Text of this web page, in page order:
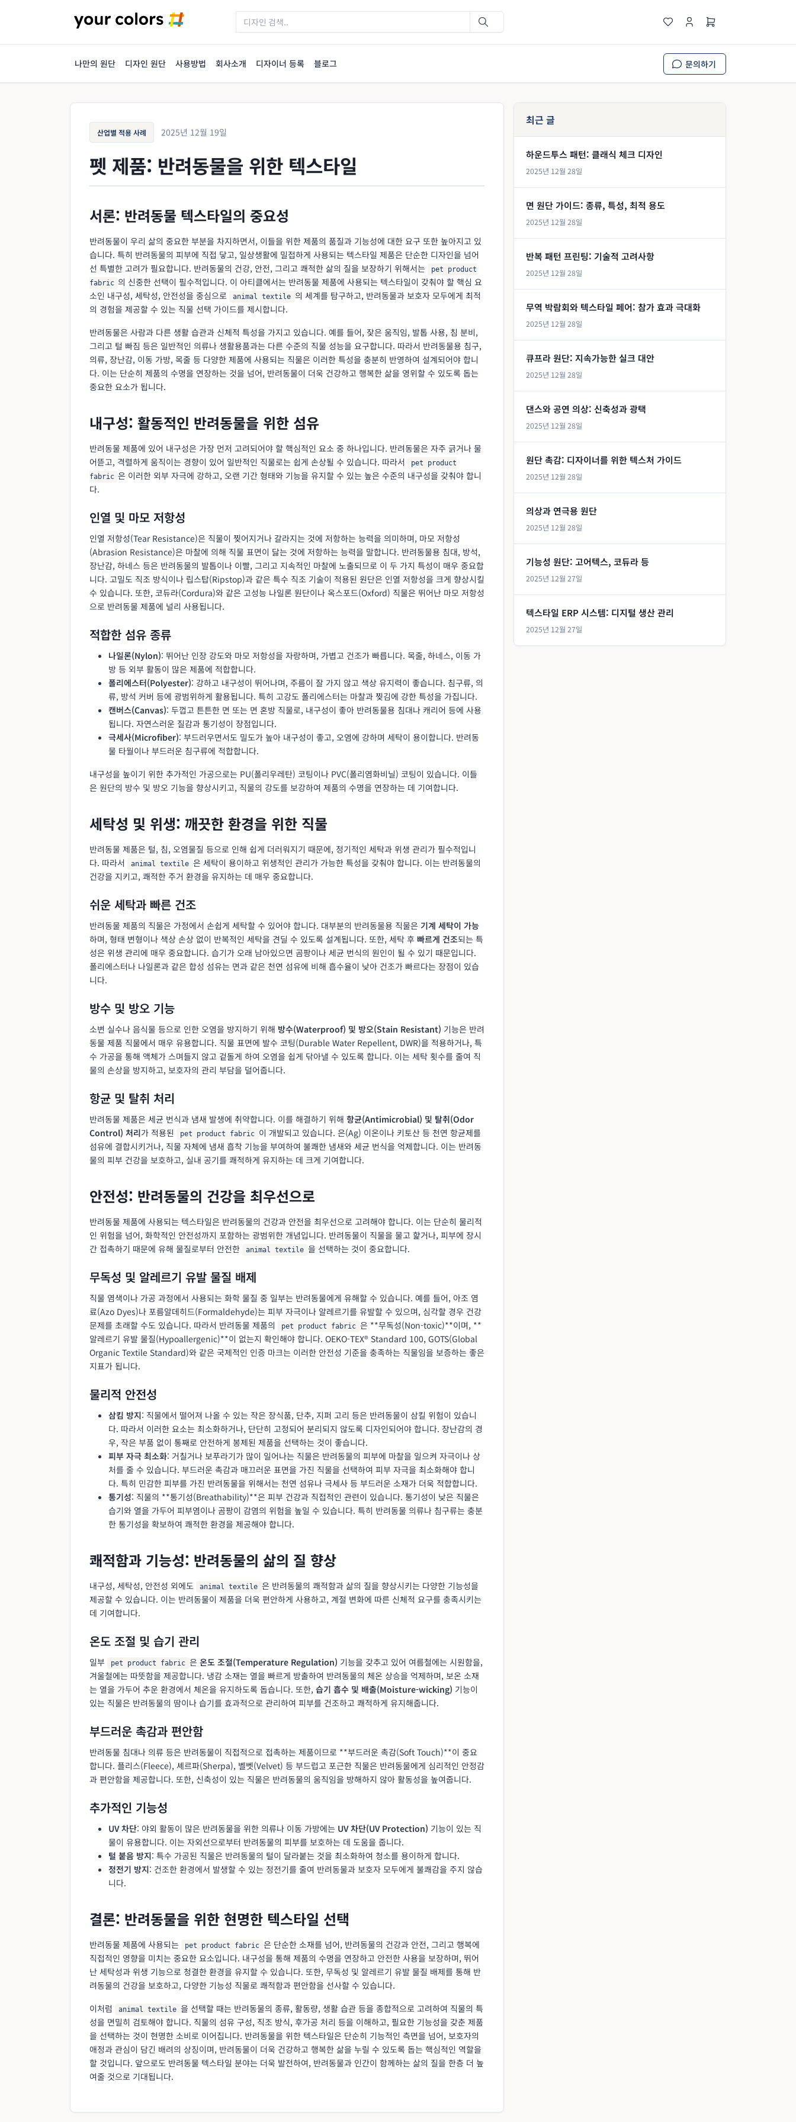
나만의 원단 디자인 원단 사용방법 회사소개 디자이너 등록 블로그 문의하기
산업별 적용 사례 2025년 12월 19일
펫 제품: 반려동물을 위한 텍스타일
서론: 반려동물 텍스타일의 중요성
반려동물이 우리 삶의 중요한 부분을 차지하면서, 이들을 위한 제품의 품질과 기능성에 대한 요구 또한 높아지고 있
습니다. 특히 반려동물의 피부에 직접 닿고, 일상생활에 밀접하게 사용되는 텍스타일 제품은 단순한 디자인을 넘어
선 특별한 고려가 필요합니다. 반려동물의 건강, 안전, 그리고 쾌적한 삶의 질을 보장하기 위해서는
pet product
fabric 의 신중한 선택이 필수적입니다. 이 아티클에서는 반려동물 제품에 사용되는 텍스타일이 갖춰야 할 핵심 요
소인 내구성, 세탁성, 안전성을 중심으로
animal textile 의 세계를 탐구하고, 반려동물과 보호자 모두에게 최적
의 경험을 제공할 수 있는 직물 선택 가이드를 제시합니다.
반려동물은 사람과 다른 생활 습관과 신체적 특성을 가지고 있습니다. 예를 들어, 잦은 움직임, 발톱 사용, 침 분비,
그리고 털 빠짐 등은 일반적인 의류나 생활용품과는 다른 수준의 직물 성능을 요구합니다. 따라서 반려동물용 침구,
의류, 장난감, 이동 가방, 목줄 등 다양한 제품에 사용되는 직물은 이러한 특성을 충분히 반영하여 설계되어야 합니
다. 이는 단순히 제품의 수명을 연장하는 것을 넘어, 반려동물이 더욱 건강하고 행복한 삶을 영위할 수 있도록 돕는
중요한 요소가 됩니다.
내구성: 활동적인 반려동물을 위한 섬유
반려동물 제품에 있어 내구성은 가장 먼저 고려되어야 할 핵심적인 요소 중 하나입니다. 반려동물은 자주 긁거나 물
어뜯고, 격렬하게 움직이는 경향이 있어 일반적인 직물로는 쉽게 손상될 수 있습니다. 따라서
pet product
fabric 은 이러한 외부 자극에 강하고, 오랜 기간 형태와 기능을 유지할 수 있는 높은 수준의 내구성을 갖춰야 합니
다.
인열 및 마모 저항성
인열 저항성(Tear Resistance)은 직물이 찢어지거나 갈라지는 것에 저항하는 능력을 의미하며, 마모 저항성
(Abrasion Resistance)은 마찰에 의해 직물 표면이 닳는 것에 저항하는 능력을 말합니다. 반려동물용 침대, 방석,
장난감, 하네스 등은 반려동물의 발톱이나 이빨, 그리고 지속적인 마찰에 노출되므로 이 두 가지 특성이 매우 중요합
니다. 고밀도 직조 방식이나 립스탑(Ripstop)과 같은 특수 직조 기술이 적용된 원단은 인열 저항성을 크게 향상시킬
수 있습니다. 또한, 코듀라(Cordura)와 같은 고성능 나일론 원단이나 옥스포드(Oxford) 직물은 뛰어난 마모 저항성
으로 반려동물 제품에 널리 사용됩니다.
적합한 섬유 종류
나일론(Nylon): 뛰어난 인장 강도와 마모 저항성을 자랑하며, 가볍고 건조가 빠릅니다. 목줄, 하네스, 이동 가
방 등 외부 활동이 많은 제품에 적합합니다.
폴리에스터(Polyester): 강하고 내구성이 뛰어나며, 주름이 잘 가지 않고 색상 유지력이 좋습니다. 침구류, 의
류, 방석 커버 등에 광범위하게 활용됩니다. 특히 고강도 폴리에스터는 마찰과 찢김에 강한 특성을 가집니다.
캔버스(Canvas): 두껍고 튼튼한 면 또는 면 혼방 직물로, 내구성이 좋아 반려동물용 침대나 캐리어 등에 사용
됩니다. 자연스러운 질감과 통기성이 장점입니다.
극세사(Microfiber): 부드러우면서도 밀도가 높아 내구성이 좋고, 오염에 강하며 세탁이 용이합니다. 반려동
물 타월이나 부드러운 침구류에 적합합니다.
내구성을 높이기 위한 추가적인 가공으로는 PU(폴리우레탄) 코팅이나 PVC(폴리염화비닐) 코팅이 있습니다. 이들
은 원단의 방수 및 방오 기능을 향상시키고, 직물의 강도를 보강하여 제품의 수명을 연장하는 데 기여합니다.
세탁성 및 위생: 깨끗한 환경을 위한 직물
반려동물 제품은 털, 침, 오염물질 등으로 인해 쉽게 더러워지기 때문에, 정기적인 세탁과 위생 관리가 필수적입니
다. 따라서
animal textile 은 세탁이 용이하고 위생적인 관리가 가능한 특성을 갖춰야 합니다. 이는 반려동물의
건강을 지키고, 쾌적한 주거 환경을 유지하는 데 매우 중요합니다.
쉬운 세탁과 빠른 건조
반려동물 제품의 직물은 가정에서 손쉽게 세탁할 수 있어야 합니다. 대부분의 반려동물용 직물은 기계 세탁이 가능
하며, 형태 변형이나 색상 손상 없이 반복적인 세탁을 견딜 수 있도록 설계됩니다. 또한, 세탁 후 빠르게 건조되는 특
성은 위생 관리에 매우 중요합니다. 습기가 오래 남아있으면 곰팡이나 세균 번식의 원인이 될 수 있기 때문입니다.
폴리에스터나 나일론과 같은 합성 섬유는 면과 같은 천연 섬유에 비해 흡수율이 낮아 건조가 빠르다는 장점이 있습
니다.
방수 및 방오 기능
소변 실수나 음식물 등으로 인한 오염을 방지하기 위해 방수(Waterproof) 및 방오(Stain Resistant) 기능은 반려
동물 제품 직물에서 매우 유용합니다. 직물 표면에 발수 코팅(Durable Water Repellent, DWR)을 적용하거나, 특
수 가공을 통해 액체가 스며들지 않고 겉돌게 하여 오염을 쉽게 닦아낼 수 있도록 합니다. 이는 세탁 횟수를 줄여 직
물의 손상을 방지하고, 보호자의 관리 부담을 덜어줍니다.
항균 및 탈취 처리
반려동물 제품은 세균 번식과 냄새 발생에 취약합니다. 이를 해결하기 위해 항균(Antimicrobial) 및 탈취(Odor
Control) 처리가 적용된 pet product fabric 이 개발되고 있습니다. 은(Ag) 이온이나 키토산 등 천연 항균제를
섬유에 결합시키거나, 직물 자체에 냄새 흡착 기능을 부여하여 불쾌한 냄새와 세균 번식을 억제합니다. 이는 반려동
물의 피부 건강을 보호하고, 실내 공기를 쾌적하게 유지하는 데 크게 기여합니다.
안전성: 반려동물의 건강을 최우선으로
반려동물 제품에 사용되는 텍스타일은 반려동물의 건강과 안전을 최우선으로 고려해야 합니다. 이는 단순히 물리적
인 위험을 넘어, 화학적인 안전성까지 포함하는 광범위한 개념입니다. 반려동물이 직물을 물고 핥거나, 피부에 장시
간 접촉하기 때문에 유해 물질로부터 안전한
animal textile 을 선택하는 것이 중요합니다.
무독성 및 알레르기 유발 물질 배제
직물 염색이나 가공 과정에서 사용되는 화학 물질 중 일부는 반려동물에게 유해할 수 있습니다. 예를 들어, 아조 염
료(Azo Dyes)나 포름알데히드(Formaldehyde)는 피부 자극이나 알레르기를 유발할 수 있으며, 심각할 경우 건강
문제를 초래할 수도 있습니다. 따라서 반려동물 제품의
pet product fabric 은 **무독성(Non-toxic)**이며, **
알레르기 유발 물질(Hypoallergenic)**이 없는지 확인해야 합니다. OEKO-TEX® Standard 100, GOTS(Global
Organic Textile Standard)와 같은 국제적인 인증 마크는 이러한 안전성 기준을 충족하는 직물임을 보증하는 좋은
지표가 됩니다.
물리적 안전성
삼킴 방지: 직물에서 떨어져 나올 수 있는 작은 장식품, 단추, 지퍼 고리 등은 반려동물이 삼킬 위험이 있습니
다. 따라서 이러한 요소는 최소화하거나, 단단히 고정되어 분리되지 않도록 디자인되어야 합니다. 장난감의 경
우, 작은 부품 없이 통째로 안전하게 봉제된 제품을 선택하는 것이 좋습니다.
피부 자극 최소화: 거칠거나 보푸라기가 많이 일어나는 직물은 반려동물의 피부에 마찰을 일으켜 자극이나 상
처를 줄 수 있습니다. 부드러운 촉감과 매끄러운 표면을 가진 직물을 선택하여 피부 자극을 최소화해야 합니
다. 특히 민감한 피부를 가진 반려동물을 위해서는 천연 섬유나 극세사 등 부드러운 소재가 더욱 적합합니다.
통기성: 직물의 **통기성(Breathability)**은 피부 건강과 직접적인 관련이 있습니다. 통기성이 낮은 직물은
습기와 열을 가두어 피부염이나 곰팡이 감염의 위험을 높일 수 있습니다. 특히 반려동물 의류나 침구류는 충분
한 통기성을 확보하여 쾌적한 환경을 제공해야 합니다.
쾌적함과 기능성: 반려동물의 삶의 질 향상
내구성, 세탁성, 안전성 외에도 animal textile 은 반려동물의 쾌적함과 삶의 질을 향상시키는 다양한 기능성을
제공할 수 있습니다. 이는 반려동물이 제품을 더욱 편안하게 사용하고, 계절 변화에 따른 신체적 요구를 충족시키는
데 기여합니다.
온도 조절 및 습기 관리
일부 pet product fabric 은 온도 조절(Temperature Regulation) 기능을 갖추고 있어 여름철에는 시원함을,
겨울철에는 따뜻함을 제공합니다. 냉감 소재는 열을 빠르게 방출하여 반려동물의 체온 상승을 억제하며, 보온 소재
는 열을 가두어 추운 환경에서 체온을 유지하도록 돕습니다. 또한, 습기 흡수 및 배출(Moisture-wicking) 기능이
있는 직물은 반려동물의 땀이나 습기를 효과적으로 관리하여 피부를 건조하고 쾌적하게 유지해줍니다.
부드러운 촉감과 편안함
반려동물 침대나 의류 등은 반려동물이 직접적으로 접촉하는 제품이므로 **부드러운 촉감(Soft Touch)**이 중요
합니다. 플리스(Fleece), 셰르파(Sherpa), 벨벳(Velvet) 등 부드럽고 포근한 직물은 반려동물에게 심리적인 안정감
과 편안함을 제공합니다. 또한, 신축성이 있는 직물은 반려동물의 움직임을 방해하지 않아 활동성을 높여줍니다.
추가적인 기능성
UV 차단: 야외 활동이 많은 반려동물을 위한 의류나 이동 가방에는 UV 차단(UV Protection) 기능이 있는 직
물이 유용합니다. 이는 자외선으로부터 반려동물의 피부를 보호하는 데 도움을 줍니다.
털 붙음 방지: 특수 가공된 직물은 반려동물의 털이 달라붙는 것을 최소화하여 청소를 용이하게 합니다.
정전기 방지: 건조한 환경에서 발생할 수 있는 정전기를 줄여 반려동물과 보호자 모두에게 불쾌감을 주지 않습
니다.
결론: 반려동물을 위한 현명한 텍스타일 선택
반려동물 제품에 사용되는 pet product fabric 은 단순한 소재를 넘어, 반려동물의 건강과 안전, 그리고 행복에
직접적인 영향을 미치는 중요한 요소입니다. 내구성을 통해 제품의 수명을 연장하고 안전한 사용을 보장하며, 뛰어
난 세탁성과 위생 기능으로 청결한 환경을 유지할 수 있습니다. 또한, 무독성 및 알레르기 유발 물질 배제를 통해 반
려동물의 건강을 보호하고, 다양한 기능성 직물로 쾌적함과 편안함을 선사할 수 있습니다.
이처럼
animal textile 을 선택할 때는 반려동물의 종류, 활동량, 생활 습관 등을 종합적으로 고려하여 직물의 특
성을 면밀히 검토해야 합니다. 직물의 섬유 구성, 직조 방식, 후가공 처리 등을 이해하고, 필요한 기능성을 갖춘 제품
을 선택하는 것이 현명한 소비로 이어집니다. 반려동물을 위한 텍스타일은 단순히 기능적인 측면을 넘어, 보호자의
애정과 관심이 담긴 배려의 상징이며, 반려동물이 더욱 건강하고 행복한 삶을 누릴 수 있도록 돕는 핵심적인 역할을
할 것입니다. 앞으로도 반려동물 텍스타일 분야는 더욱 발전하여, 반려동물과 인간이 함께하는 삶의 질을 한층 더 높
여줄 것으로 기대됩니다.
최근 글
하운드투스 패턴: 클래식 체크 디자인
2025년 12월 28일
면 원단 가이드: 종류, 특성, 최적 용도
2025년 12월 28일
반복 패턴 프린팅: 기술적 고려사항
2025년 12월 28일
무역 박람회와 텍스타일 페어: 참가 효과 극대화
2025년 12월 28일
큐프라 원단: 지속가능한 실크 대안
2025년 12월 28일
댄스와 공연 의상: 신축성과 광택
2025년 12월 28일
원단 촉감: 디자이너를 위한 텍스처 가이드
2025년 12월 28일
의상과 연극용 원단
2025년 12월 28일
기능성 원단: 고어텍스, 코듀라 등
2025년 12월 27일
텍스타일 ERP 시스템: 디지털 생산 관리
2025년 12월 27일